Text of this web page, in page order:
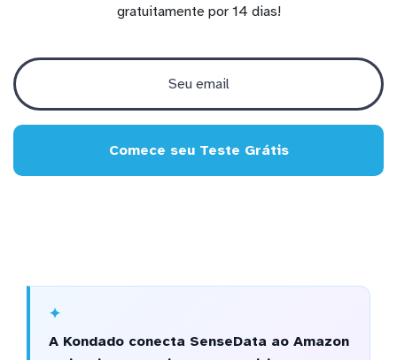
gratuitamente por 14 dias!
Comece seu Teste Grátis
A Kondado conecta SenseData ao Amazon